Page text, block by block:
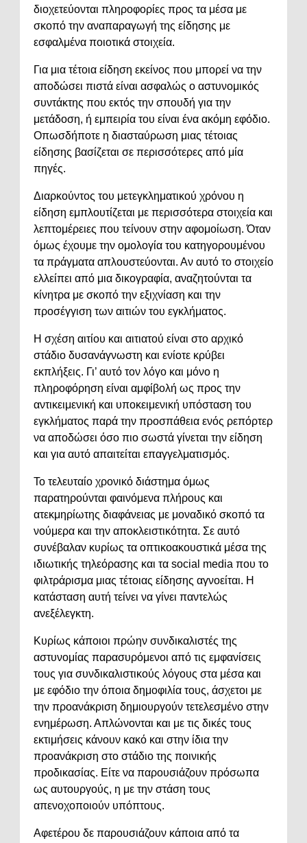
διοχετεύονται πληροφορίες προς τα μέσα με
σκοπό την αναπαραγωγή της είδησης με
εσφαλμένα ποιοτικά στοιχεία.
Για μια τέτοια είδηση εκείνος που μπορεί να την
αποδώσει πιστά είναι ασφαλώς ο αστυνομικός
συντάκτης που εκτός την σπουδή για την
μετάδοση, ή εμπειρία του είναι ένα ακόμη εφόδιο.
Οπωσδήποτε η διασταύρωση μιας τέτοιας
είδησης βασίζεται σε περισσότερες από μία
πηγές.
Διαρκούντος του μετεγκληματικού χρόνου η
είδηση εμπλουτίζεται με περισσότερα στοιχεία και
λεπτομέρειες που τείνουν στην αφομοίωση. Όταν
όμως έχουμε την ομολογία του κατηγορουμένου
τα πράγματα απλουστεύονται. Αν αυτό το στοιχείο
ελλείπει από μια δικογραφία, αναζητούνται τα
κίνητρα με σκοπό την εξιχνίαση και την
προσέγγιση των αιτιών του εγκλήματος.
Η σχέση αιτίου και αιτιατού είναι στο αρχικό
στάδιο δυσανάγνωστη και ενίοτε κρύβει
εκπλήξεις. Γι’ αυτό τον λόγο και μόνο η
πληροφόρηση είναι αμφίβολή ως προς την
αντικειμενική και υποκειμενική υπόσταση του
εγκλήματος παρά την προσπάθεια ενός ρεπόρτερ
να αποδώσει όσο πιο σωστά γίνεται την είδηση
και για αυτό απαιτείται επαγγελματισμός.
Το τελευταίο χρονικό διάστημα όμως
παρατηρούνται φαινόμενα πλήρους και
ατεκμηρίωτης διαφάνειας με μοναδικό σκοπό τα
νούμερα και την αποκλειστικότητα. Σε αυτό
συνέβαλαν κυρίως τα οπτικοακουστικά μέσα της
ιδιωτικής τηλεόρασης και τα social media που το
φιλτράρισμα μιας τέτοιας είδησης αγνοείται. Η
κατάσταση αυτή τείνει να γίνει παντελώς
ανεξέλεγκτη.
Κυρίως κάποιοι πρώην συνδικαλιστές της
αστυνομίας παρασυρόμενοι από τις εμφανίσεις
τους για συνδικαλιστικούς λόγους στα μέσα και
με εφόδιο την όποια δημοφιλία τους, άσχετοι με
την προανάκριση δημιουργούν τετελεσμένο στην
ενημέρωση. Απλώνονται και με τις δικές τους
εκτιμήσεις κάνουν κακό και στην ίδια την
προανάκριση στο στάδιο της ποινικής
προδικασίας. Είτε να παρουσιάζουν πρόσωπα
ως αυτουργούς, η με την στάση τους
απενοχοποιούν υπόπτους.
Αφετέρου δε παρουσιάζουν κάποια από τα